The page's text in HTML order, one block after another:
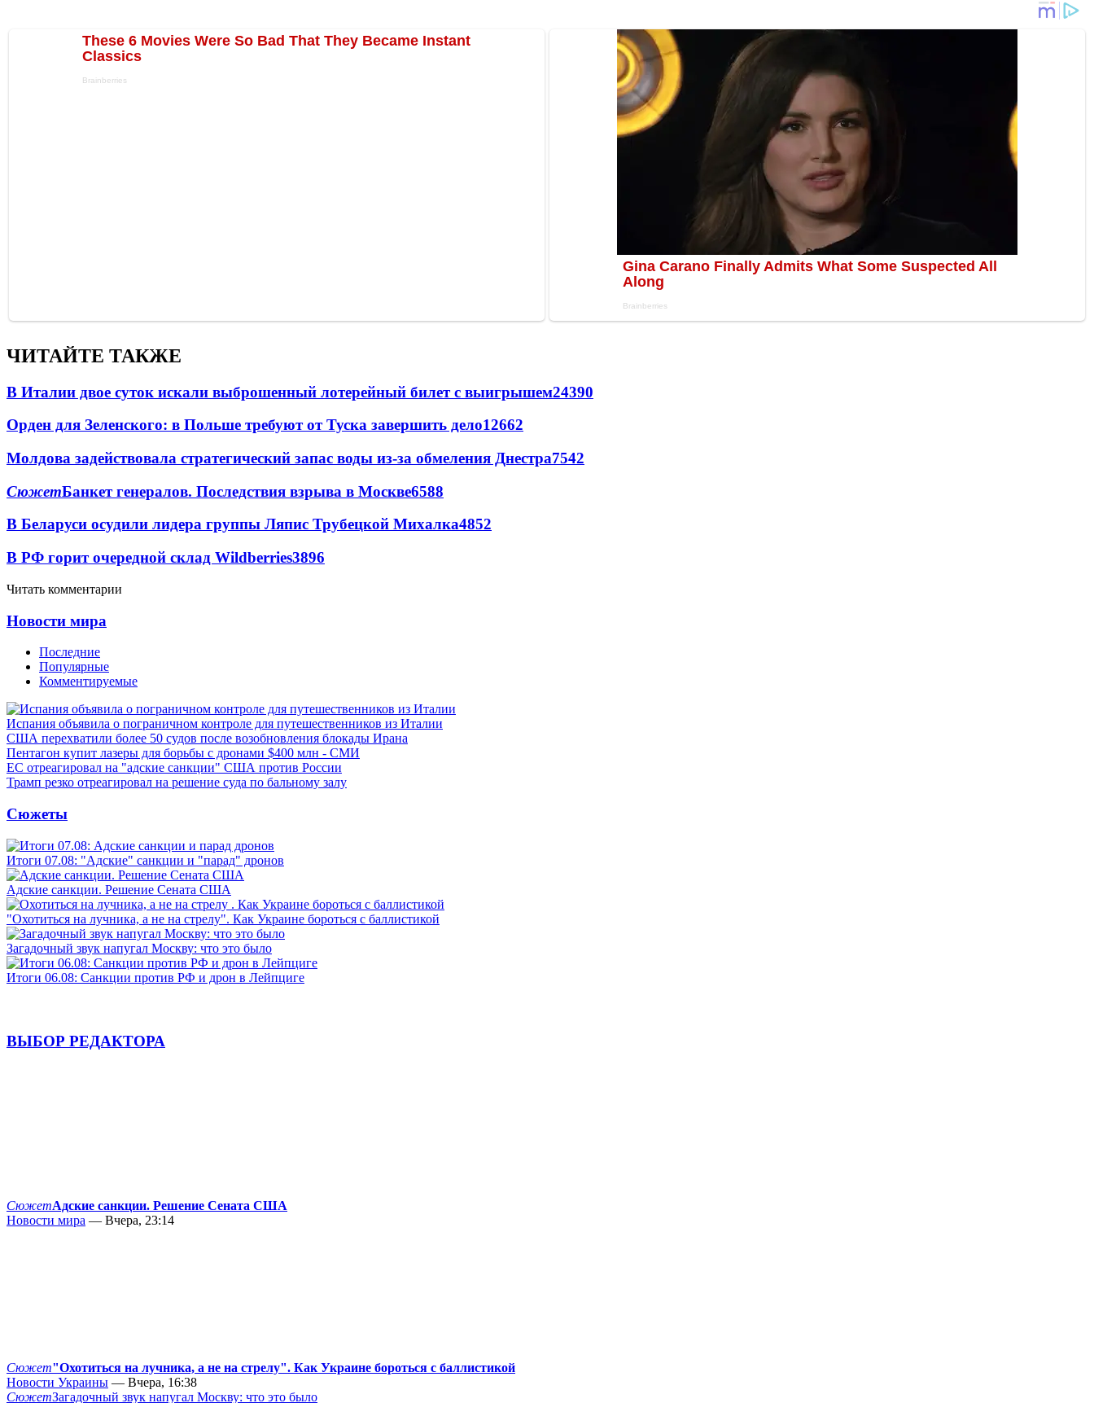
ЧИТАЙТЕ ТАКЖЕ
В Италии двое суток искали выброшенный лотерейный билет с выигрышем24390
Орден для Зеленского: в Польше требуют от Туска завершить дело12662
Молдова задействовала стратегический запас воды из-за обмеления Днестра7542
СюжетБанкет генералов. Последствия взрыва в Москве6588
В Беларуси осудили лидера группы Ляпис Трубецкой Михалка4852
В РФ горит очередной склад Wildberries3896
Читать комментарии
Новости мира
Последние
Популярные
Комментируемые
Испания объявила о пограничном контроле для путешественников из Италии
США перехватили более 50 судов после возобновления блокады Ирана
Пентагон купит лазеры для борьбы с дронами $400 млн - СМИ
ЕС отреагировал на "адские санкции" США против России
Трамп резко отреагировал на решение суда по бальному залу
Сюжеты
Итоги 07.08: "Адские" санкции и "парад" дронов
Адские санкции. Решение Сената США
"Охотиться на лучника, а не на стрелу". Как Украине бороться с баллистикой
Загадочный звук напугал Москву: что это было
Итоги 06.08: Санкции против РФ и дрон в Лейпциге
ВЫБОР РЕДАКТОРА
СюжетАдские санкции. Решение Сената США
Новости мира — Вчера, 23:14
Сюжет"Охотиться на лучника, а не на стрелу". Как Украине бороться с баллистикой
Новости Украины — Вчера, 16:38
СюжетЗагадочный звук напугал Москву: что это было